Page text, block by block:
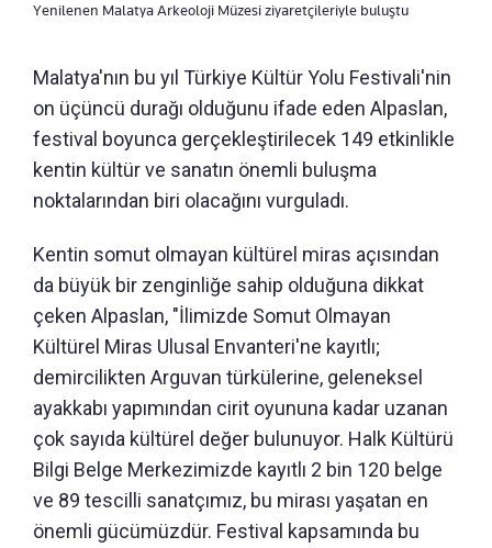
Yenilenen Malatya Arkeoloji Müzesi ziyaretçileriyle buluştu
Malatya'nın bu yıl Türkiye Kültür Yolu Festivali'nin
on üçüncü durağı olduğunu ifade eden Alpaslan,
festival boyunca gerçekleştirilecek 149 etkinlikle
kentin kültür ve sanatın önemli buluşma
noktalarından biri olacağını vurguladı.
Kentin somut olmayan kültürel miras açısından
da büyük bir zenginliğe sahip olduğuna dikkat
çeken Alpaslan, "İlimizde Somut Olmayan
Kültürel Miras Ulusal Envanteri'ne kayıtlı;
demircilikten Arguvan türkülerine, geleneksel
ayakkabı yapımından cirit oyununa kadar uzanan
çok sayıda kültürel değer bulunuyor. Halk Kültürü
Bilgi Belge Merkezimizde kayıtlı 2 bin 120 belge
ve 89 tescilli sanatçımız, bu mirası yaşatan en
önemli gücümüzdür. Festival kapsamında bu